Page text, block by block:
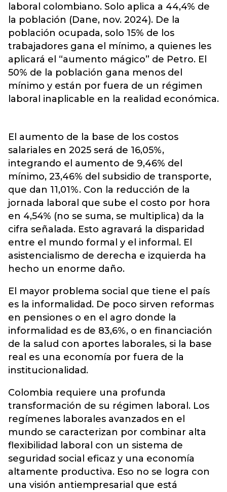
laboral colombiano. Solo aplica a 44,4% de
la población (Dane, nov. 2024). De la
población ocupada, solo 15% de los
trabajadores gana el mínimo, a quienes les
aplicará el “aumento mágico” de Petro. El
50% de la población gana menos del
mínimo y están por fuera de un régimen
laboral inaplicable en la realidad económica.
El aumento de la base de los costos
salariales en 2025 será de 16,05%,
integrando el aumento de 9,46% del
mínimo, 23,46% del subsidio de transporte,
que dan 11,01%. Con la reducción de la
jornada laboral que sube el costo por hora
en 4,54% (no se suma, se multiplica) da la
cifra señalada. Esto agravará la disparidad
entre el mundo formal y el informal. El
asistencialismo de derecha e izquierda ha
hecho un enorme daño.
El mayor problema social que tiene el país
es la informalidad. De poco sirven reformas
en pensiones o en el agro donde la
informalidad es de 83,6%, o en financiación
de la salud con aportes laborales, si la base
real es una economía por fuera de la
institucionalidad.
Colombia requiere una profunda
transformación de su régimen laboral. Los
regímenes laborales avanzados en el
mundo se caracterizan por combinar alta
flexibilidad laboral con un sistema de
seguridad social eficaz y una economía
altamente productiva. Eso no se logra con
una visión antiempresarial que está